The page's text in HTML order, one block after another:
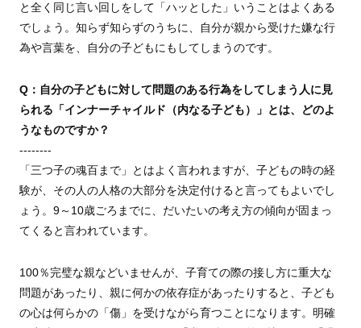
と全く同じ言い回しをして「ハッとした」いうことはよくある
でしょう。知らず知らずのうちに、自分が親から受けた嫌な行
為や言葉を、自分の子どもにもしてしまうのです。
Q：自分の子どもに対して問題のある行為をしてしまう人に見
られる「インナーチャイルド（内なる子ども）」とは、どのよ
うなものですか？
--------
「三つ子の魂百まで」とはよく言われますが、子どもの時の経
験が、その人の人格の大部分を決定付けると言ってもよいでし
ょう。9～10歳ごろまでに、だいたいの考え方の傾向が固まっ
てくると言われています。
100％完璧な親などいませんが、子育ての際の接し方に重大な
問題があったり、親に何かの依存症があったりすると、子ども
の心は何らかの「傷」を受けながら育つことになります。明確